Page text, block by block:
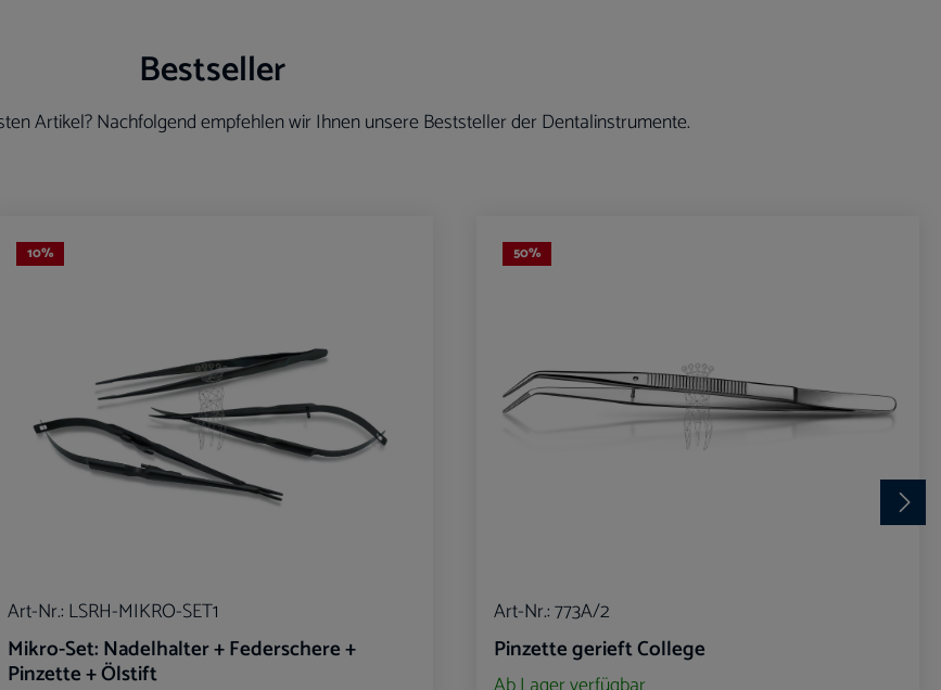
Bestseller
Artikel? Nachfolgend empfehlen wir Ihnen unsere Beststeller der Dentalinstrumente.
10%
Art-Nr.: LSRH-MIKRO-SET1
Mikro-Set: Nadelhalter + Federschere +
Pinzette + Ölstift
50%
Art-Nr.:773A/2
Pinzette gerieft College